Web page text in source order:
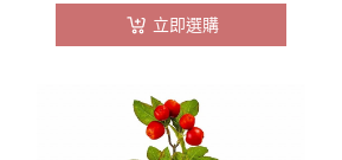
立即選購